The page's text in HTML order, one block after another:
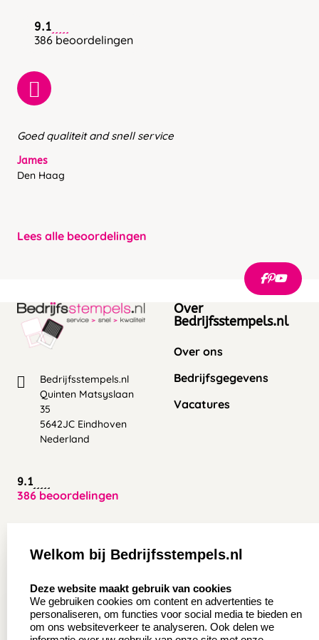
9.1
386 beoordelingen
Goed qualiteit and snell service
James
Den Haag
Lees alle beoordelingen
Bedrijfsstempels.nl
Quinten Matsyslaan
35
5642JC Eindhoven
Nederland
9.1
386 beoordelingen
Over
Bedrijfsstempels.nl
Over ons
Bedrijfsgegevens
Vacatures
Aanvraag op maat
Wederverkoper
worden
Sale
Contact opnemen
Veel gestelde vragen
Retourneren
Welkom bij Bedrijfsstempels.nl
Deze website maakt gebruik van cookies
We gebruiken cookies om content en advertenties te
personaliseren, om functies voor social media te bieden en
om ons websiteverkeer te analyseren. Ook delen we